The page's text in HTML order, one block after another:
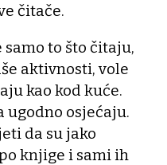
čitače.
to što čitaju,
aktivnosti, vole
kao kod kuće.
ugodno osjećaju.
da su jako
knjige i sami ih